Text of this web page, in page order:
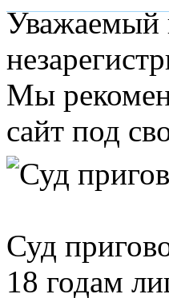
Уважаемый
Мы
сайт под
Суд
18 годам